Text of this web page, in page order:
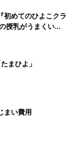
ハサミはもちろ
って危ないものが
など、大人が先
った…」「油断
治す」治療法が
出液で治す」治
している細胞を
しまうこともあ
初めてのひよこクラ
授乳がうまくい
のトラブル 解決テ
まひよ」
まい費用